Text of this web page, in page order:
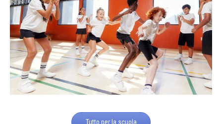
Tutto per la scuola